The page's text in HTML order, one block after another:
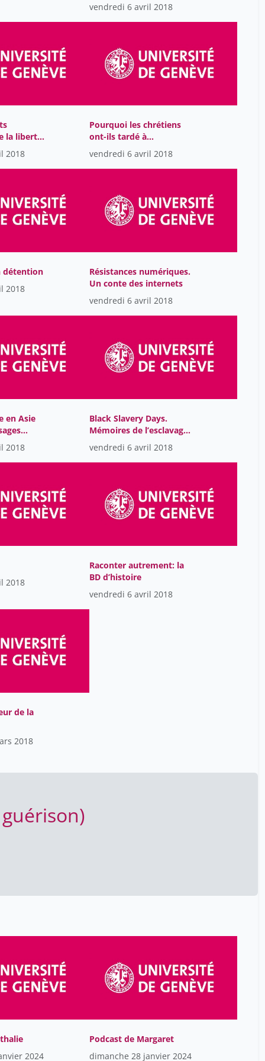
Butticaz Simon
Calvi Fabrizio 1
Carneiro Da Silva Rodrigo 6
Chapoutot Johann 1
Chopelin Paul 1
Coppin Géraldine
DEONNA Julien 38
Dalwai Samir 10
Desplands Béatrice
Despot Slobodan
Diego Molina Pérez
Dubois-dit-Bonclaude
Stéphane
38
Dupuis Sylviane 38
Durgnat-Sciboz Christine
Durieux-Paillard Sophie
Edwards Margaret 6
El Bachiri Leila 1
Elsig Frédéric 38
Esposito Frédéric
Fanti Sébastien
Fontana Pierre
Fontannaz Laure
Goldhagen Jeffrey
Gueddi Salah 2
Gunnlaugsson Geir 10
Heller Yvon
et politiques
vendredi 6 avril 2018
la liberté
2018
Pourquoi les chrétiens
ont-ils tardé à
condamner l’esclavage?
vendredi 6 avril 2018
détention
2018
Résistances numériques.
Un conte des internets
vendredi 6 avril 2018
en Asie
2018
Black Slavery Days.
Mémoires de l’esclavage
dans le roots reggae
jamaïcain des années 70
vendredi 6 avril 2018
2018
Raconter autrement: la
BD d’histoire
vendredi 6 avril 2018
de la
2018
2024
Podcast de Margaret
dimanche 28 janvier 2024